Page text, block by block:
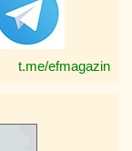
t.me/efmagazin